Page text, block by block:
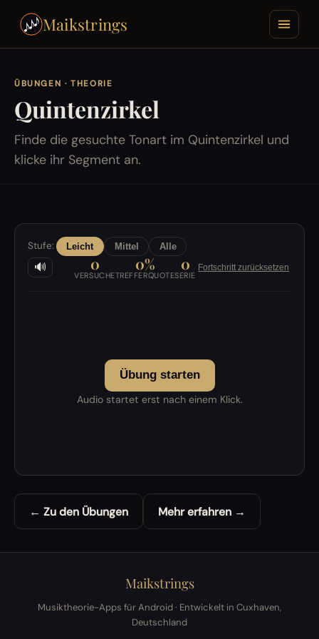
Maikstrings
ÜBUNGEN · THEORIE
Quintenzirkel
Finde die gesuchte Tonart im Quintenzirkel und
klicke ihr Segment an.
Stufe: Leicht Mittel Alle
🔊 0
VERSUCHE
0%
TREFFERQUOTE
0
SERIE
Fortschritt zurücksetzen
Übung starten
Audio startet erst nach einem Klick.
← Zu den Übungen Mehr erfahren →
Maikstrings
Musiktheorie-Apps für Android · Entwickelt in Cuxhaven,
Deutschland